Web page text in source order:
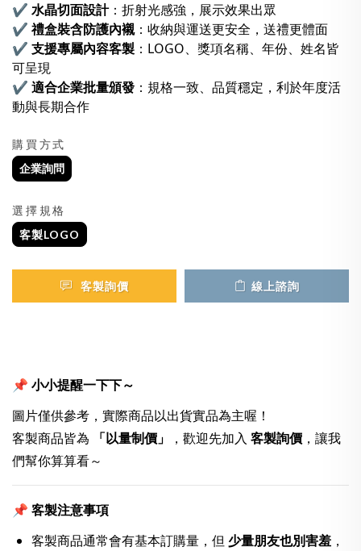
✔ 水晶切面設計：折射光感強，展示效果出眾
✔ 禮盒裝含防護內襯：收納與運送更安全，送禮更體面
✔ 支援專屬內容客製 ：LOGO、獎項名稱、年份、姓名皆
可呈現
✔ 適合企業批量頒發 ：規格一致、品質穩定，利於年度活
動與長期合作
購買方式
企業詢問
選擇規格
客製LOGO
客製詢價 線上諮詢
📌 小小提醒一下下～
圖片僅供參考，實際商品以出貨實品為主喔！
客製商品皆為
「以量制價」 ，歡迎先加入 客製詢價 ，讓我
們幫你算算看～
📌 客製注意事項
客製商品通常會有基本訂購量，但 少量朋友也別害羞 ，